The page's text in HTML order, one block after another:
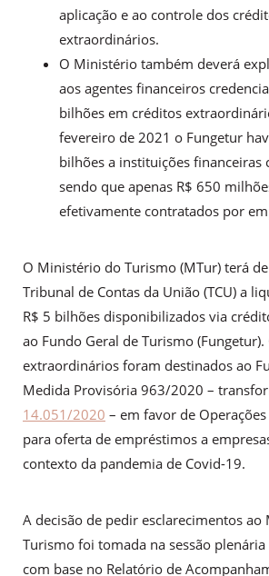
aplicação e ao controle dos
extraordinários.
O Ministério também deverá
aos agentes financeiros
bilhões em créditos
fevereiro de 2021 o Fungetur
bilhões a instituições financeiras
sendo que apenas R$ 650
efetivamente contratados por
O Ministério do Turismo (MTur) terá
Tribunal de Contas da União (TCU) a
R$ 5 bilhões disponibilizados via
ao Fundo Geral de Turismo
extraordinários foram destinados ao
Medida Provisória 963/2020 –
14.051/2020 – em favor de
para oferta de empréstimos a
contexto da pandemia de Covid-19.
A decisão de pedir esclarecimentos
Turismo foi tomada na sessão
com base no Relatório de